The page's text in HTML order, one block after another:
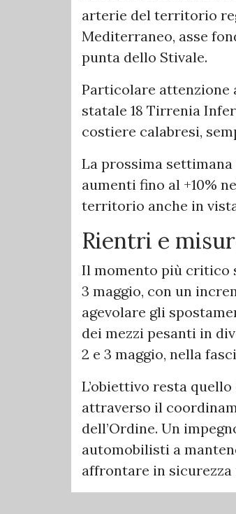
arterie del territorio
Mediterraneo, asse
punta dello Stivale.
Particolare attenzione
statale 18 Tirrenia
costiere calabresi,
La prossima
aumenti fino al +10%
territorio anche in
Rientri e
Il momento più critico
3 maggio, con un
agevolare gli
dei mezzi pesanti in
2 e 3 maggio, nella
L’obiettivo resta
attraverso il
dell’Ordine. Un
automobilisti a
affrontare in sicurezza